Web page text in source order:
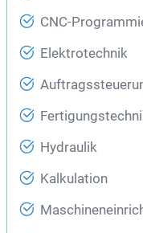
CNC-
Elektrotechnik
Hydraulik
Kalkulation